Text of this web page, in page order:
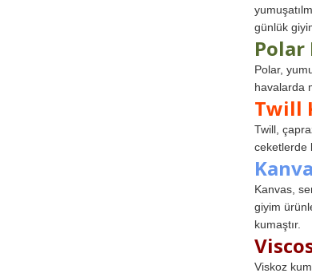
günlük
Polar
Polar,
havalarda
Twill
Twill,
ceketlerde
Kanvas,
giyim
kumaştır.
Viskoz